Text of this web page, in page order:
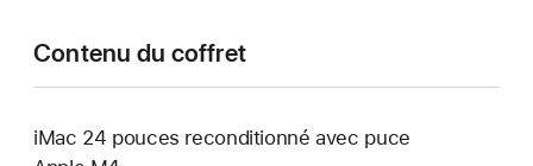
Contenu du coffret
iMac 24 pouces reconditionné avec puce